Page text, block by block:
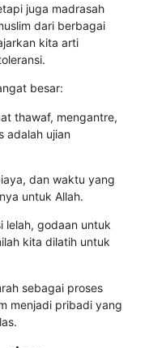
juga madrasah
dari berbagai
kita arti
besar:
thawaf, mengantre,
adalah ujian
dan waktu yang
untuk Allah.
lelah, godaan untuk
kita dilatih untuk
sebagai proses
menjadi pribadi yang